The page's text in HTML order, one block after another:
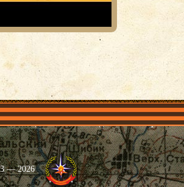
Общественные объединения Проекты
— 2026